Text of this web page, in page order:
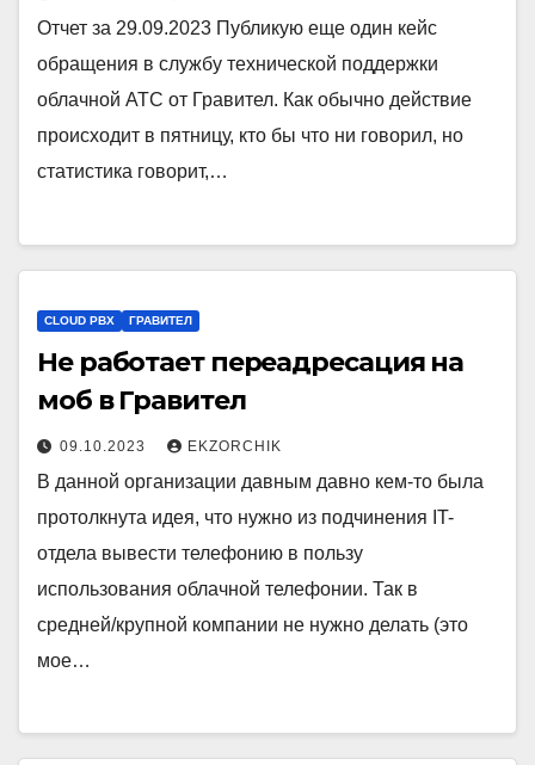
Отчет за 29.09.2023 Публикую еще один кейс
обращения в службу технической поддержки
облачной АТС от Гравител. Как обычно действие
происходит в пятницу, кто бы что ни говорил, но
статистика говорит,…
CLOUD PBX ГРАВИТЕЛ
Не работает переадресация на
моб в Гравител
09.10.2023 EKZORCHIK
В данной организации давным давно кем-то была
протолкнута идея, что нужно из подчинения IT-
отдела вывести телефонию в пользу
использования облачной телефонии. Так в
средней/крупной компании не нужно делать (это
мое…